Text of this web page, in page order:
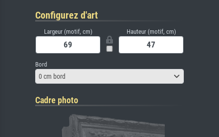
Configurez d'art
Largeur (motif, cm) Hauteur (motif, cm)
Bord
0 cm bord
Cadre photo